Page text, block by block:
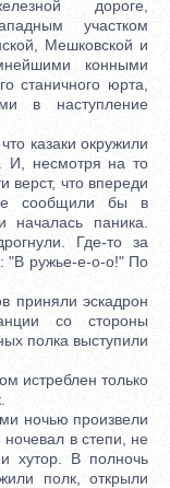
дороге,
участком
Мешковской и
конными
станичного юрта,
в наступление
казаки окружили
И, несмотря на то
верст, что впереди
сообщили бы в
паника.
Где-то за
"В ружье-е-о-о!" По
приняли эскадрон
со стороны
полка выступили
истреблен только
ночью произвели
ночевал в степи, не
хутор. В полночь
полк, открыли